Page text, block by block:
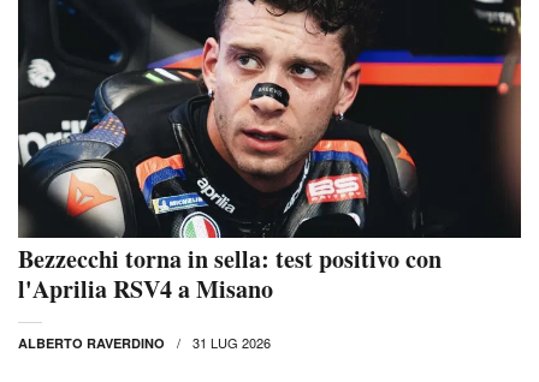
Bezzecchi torna in sella: test positivo con
l'Aprilia RSV4 a Misano
ALBERTO RAVERDINO 31 LUG 2026